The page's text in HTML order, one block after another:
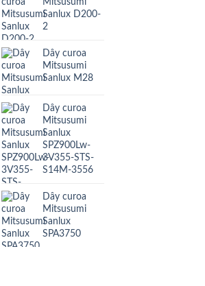
Sanlux D200-
2
Dây curoa
Mitsusumi
Sanlux M28
Dây curoa
Mitsusumi
Sanlux
SPZ900Lw-
3V355-STS-
S14M-3556
Dây curoa
Mitsusumi
Sanlux
SPA3750